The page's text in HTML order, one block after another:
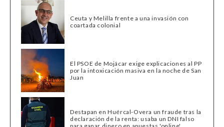
Ceuta y Melilla frente a una invasión con
coartada colonial
El PSOE de Mojácar exige explicaciones al PP
por la intoxicación masiva en la noche de San
Juan
Destapan en Huércal-Overa un fraude tras la
declaración de la renta: usaba un DNI falso